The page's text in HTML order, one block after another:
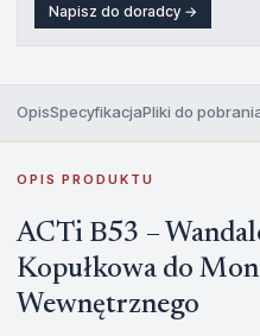
Napisz do doradcy →
OpisSpecyfikacjaPliki do
OPIS PRODUKTU
ACTi B53 –
Kopułkowa do
Wewnętrznego